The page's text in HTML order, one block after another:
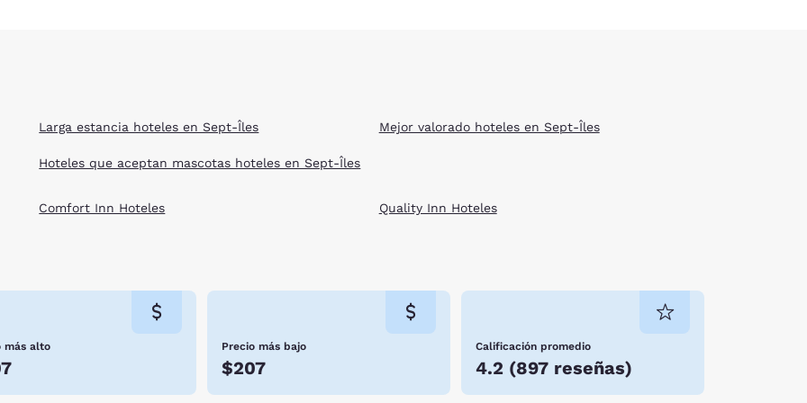
Larga estancia hoteles en Sept-Îles
Hoteles que aceptan mascotas hoteles en Sept-Îles
Mejor valorado hoteles en Sept-Îles
Comfort Inn Hoteles Quality Inn Hoteles
más alto Precio más bajo
$207
Calificación promedio
4.2 (897 reseñas)